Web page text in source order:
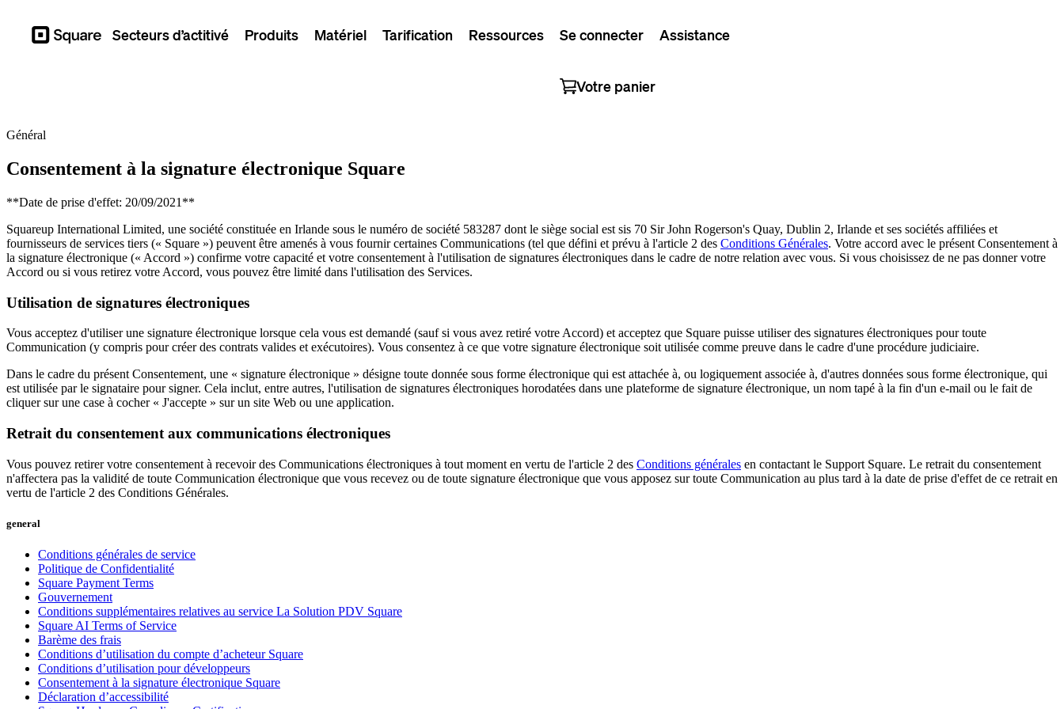
Square Secteurs d’actitivé Produits Matériel Tarification Ressources Se connecter Assistance
Votre panier
Général
Consentement à la signature électronique Square
**Date de prise d'effet: 20/09/2021**
Squareup International Limited, une société constituée en Irlande sous le numéro de société 583287 dont le siège social est sis 70 Sir John Rogerson's Quay, Dublin 2, Irlande et ses sociétés affiliées et
fournisseurs de services tiers (« Square ») peuvent être amenés à vous fournir certaines Communications (tel que défini et prévu à l'article 2 des Conditions Générales. Votre accord avec le présent Consentement à
la signature électronique (« Accord ») confirme votre capacité et votre consentement à l'utilisation de signatures électroniques dans le cadre de notre relation avec vous. Si vous choisissez de ne pas donner votre
Accord ou si vous retirez votre Accord, vous pouvez être limité dans l'utilisation des Services.
Utilisation de signatures électroniques
Vous acceptez d'utiliser une signature électronique lorsque cela vous est demandé (sauf si vous avez retiré votre Accord) et acceptez que Square puisse utiliser des signatures électroniques pour toute
Communication (y compris pour créer des contrats valides et exécutoires). Vous consentez à ce que votre signature électronique soit utilisée comme preuve dans le cadre d'une procédure judiciaire.
Dans le cadre du présent Consentement, une « signature électronique » désigne toute donnée sous forme électronique qui est attachée à, ou logiquement associée à, d'autres données sous forme électronique, qui
est utilisée par le signataire pour signer. Cela inclut, entre autres, l'utilisation de signatures électroniques horodatées dans une plateforme de signature électronique, un nom tapé à la fin d'un e-mail ou le fait de
cliquer sur une case à cocher « J'accepte » sur un site Web ou une application.
Retrait du consentement aux communications électroniques
Vous pouvez retirer votre consentement à recevoir des Communications électroniques à tout moment en vertu de l'article 2 des Conditions générales en contactant le Support Square. Le retrait du consentement
n'affectera pas la validité de toute Communication électronique que vous recevez ou de toute signature électronique que vous apposez sur toute Communication au plus tard à la date de prise d'effet de ce retrait en
vertu de l'article 2 des Conditions Générales.
general
Conditions générales de service
Politique de Confidentialité
Square Payment Terms
Gouvernement
Conditions supplémentaires relatives au service La Solution PDV Square
Square AI Terms of Service
Barème des frais
Conditions d’utilisation du compte d’acheteur Square
Conditions d’utilisation pour développeurs
Consentement à la signature électronique Square
Déclaration d’accessibilité